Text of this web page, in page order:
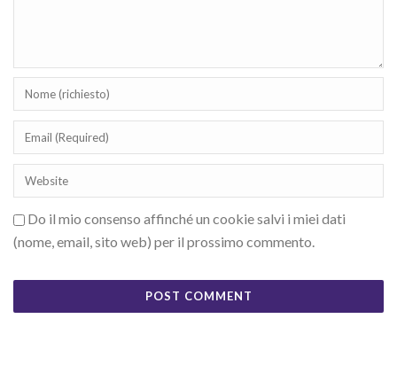
Do il mio consenso affinché un cookie salvi i miei dati
(nome, email, sito web) per il prossimo commento.